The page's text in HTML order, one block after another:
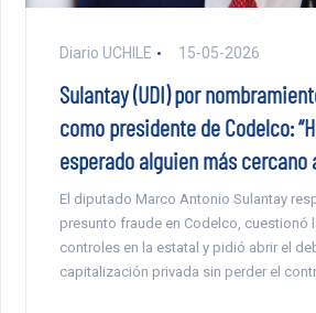
Diario UCHILE 15-05-2026
Sulantay (UDI) por
como presidente de Codelco:
esperado alguien más cercano
El diputado Marco Antonio Sulantay
presunto fraude en Codelco, cuestionó
controles en la estatal y pidió abrir el
capitalización privada sin perder el